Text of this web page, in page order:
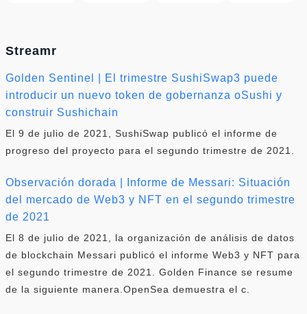
Streamr
Golden Sentinel | El trimestre SushiSwap3 puede
introducir un nuevo token de gobernanza oSushi y
construir Sushichain
El 9 de julio de 2021, SushiSwap publicó el informe de
progreso del proyecto para el segundo trimestre de 2021.
Observación dorada | Informe de Messari: Situación
del mercado de Web3 y NFT en el segundo trimestre
de 2021
El 8 de julio de 2021, la organización de análisis de datos
de blockchain Messari publicó el informe Web3 y NFT para
el segundo trimestre de 2021. Golden Finance se resume
de la siguiente manera.OpenSea demuestra el c.